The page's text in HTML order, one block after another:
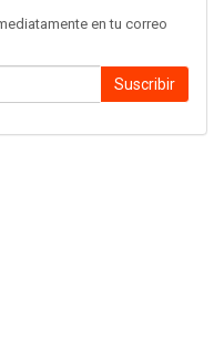
en tu correo
Suscribir